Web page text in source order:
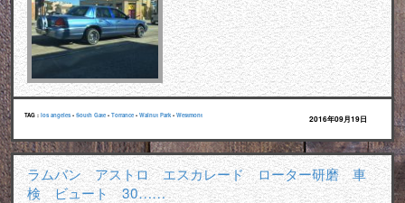
TAG : los angeles • South Gate • Torrance • Walnut Park • Westmont 2016年09月19日
ラムバン アストロ エスカレード ローター研磨 車
検 ビュート 30……